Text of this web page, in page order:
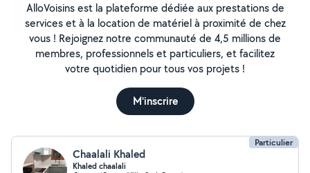
AlloVoisins est la plateforme dédiée aux prestations de
services et à la location de matériel à proximité de chez
vous ! Rejoignez notre communauté de 4,5 millions de
membres, professionnels et particuliers, et facilitez
votre quotidien pour tous vos projets !
M'inscrire
Particulier
Chaalali Khaled
Khaled chaalali